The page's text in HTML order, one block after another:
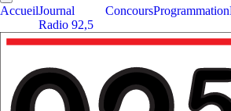
AccueilJournal
Radio 92,5
ConcoursProgrammation